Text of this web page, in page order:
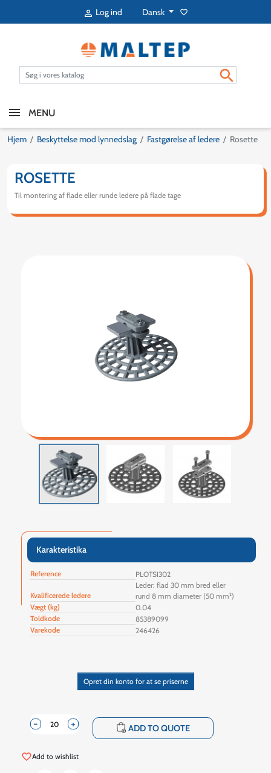
 Log ind Dansk favorite_border

MENU
Hjem Beskyttelse mod lynnedslag Fastgørelse af ledere Rosette
ROSETTE
Til montering af flade eller runde ledere på flade tage
Karakteristika
Reference PLOTSI302
Kvalificerede ledere
Leder: flad 30 mm bred eller
rund 8 mm diameter (50 mm²)
Vægt (kg)
0.04
Toldkode
85389099
Varekode
246426
Opret din konto for at se priserne
+
- shopping_cart ADD TO QUOTE
favorite_borderAdd to wishlist